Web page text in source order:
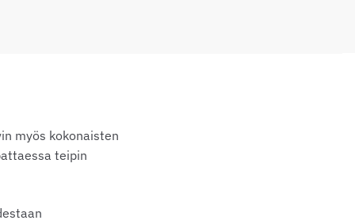
myös kokonaisten
teipin